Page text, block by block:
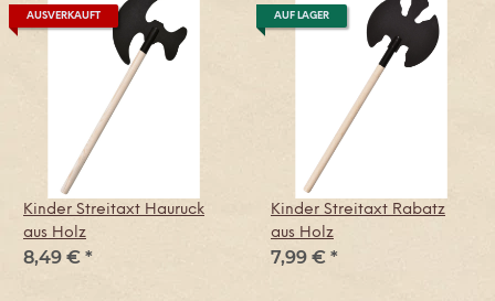
AUSVERKAUFT
Kinder Streitaxt Hauruck
aus Holz
8,49 € *
AUF LAGER
Kinder Streitaxt Rabatz
aus Holz
7,99 € *